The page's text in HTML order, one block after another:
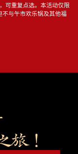
可重复点选。本活动仅限
与午市欢乐锅及其他福
旅！